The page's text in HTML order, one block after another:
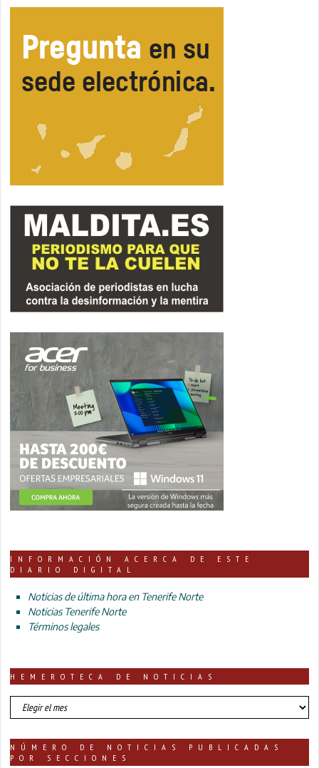
INFORMACIÓN ACERCA DE ESTE
DIARIO DIGITAL
Noticias de última hora en Tenerife Norte
Noticias Tenerife Norte
Términos legales
HEMEROTECA DE NOTICIAS
HEMEROTECA
DE
NÚMERO DE NOTICIAS PUBLICADAS
POR SECCIONES